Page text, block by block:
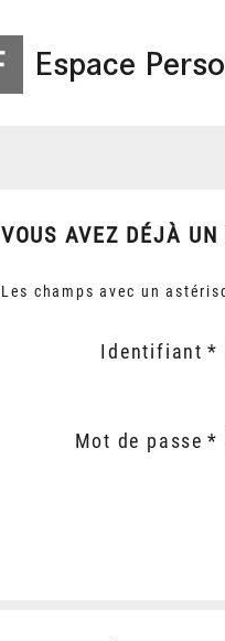
Espace
VOUS AVEZ DÉJÀ UN
Les champs avec un
Identifiant
Mot de passe